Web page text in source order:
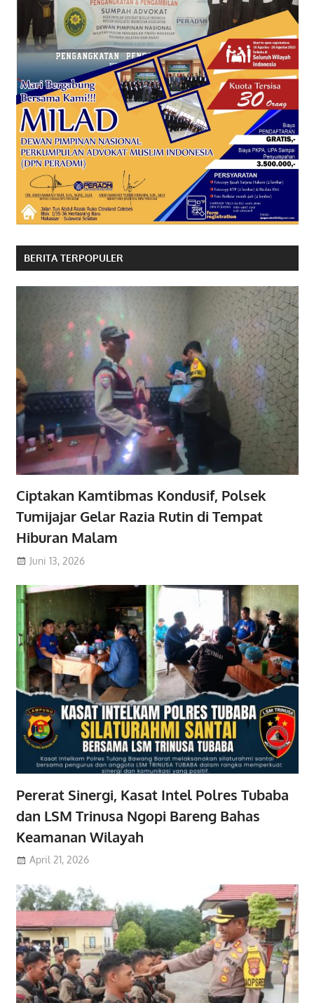
BERITA TERPOPULER
Ciptakan Kamtibmas Kondusif, Polsek
Tumijajar Gelar Razia Rutin di Tempat
Hiburan Malam
Juni 13, 2026
Pererat Sinergi, Kasat Intel Polres Tubaba
dan LSM Trinusa Ngopi Bareng Bahas
Keamanan Wilayah
April 21, 2026